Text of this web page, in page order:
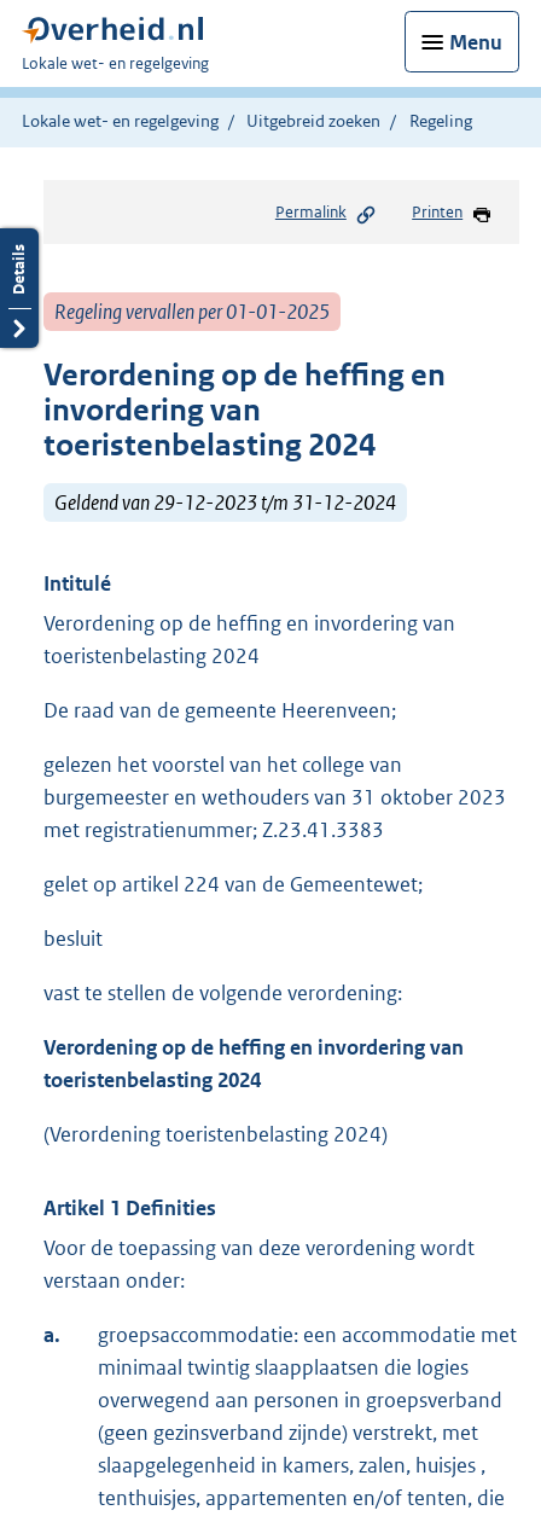
Menu
U
bent
hier:
Lokale wet- en regelgeving
Lokale wet- en regelgeving Uitgebreid zoeken Regeling
Permalink Printen
Regeling vervallen per 01-01-2025
Verordening op de heffing en
invordering van
toeristenbelasting 2024
Geldend van 29-12-2023 t/m 31-12-2024
Intitulé
Verordening op de heffing en invordering van
toeristenbelasting 2024
De raad van de gemeente Heerenveen;
gelezen het voorstel van het college van
burgemeester en wethouders van 31 oktober 2023
met registratienummer; Z.23.41.3383
gelet op artikel 224 van de Gemeentewet;
besluit
vast te stellen de volgende verordening:
Verordening op de heffing en invordering van
toeristenbelasting 2024
(Verordening toeristenbelasting 2024)
Artikel 1 Definities
Voor de toepassing van deze verordening wordt
verstaan onder:
a.
groepsaccommodatie: een accommodatie met
minimaal twintig slaapplaatsen die logies
overwegend aan personen in groepsverband
(geen gezinsverband zijnde) verstrekt, met
slaapgelegenheid in kamers, zalen, huisjes ,
tenthuisjes, appartementen en/of tenten, die